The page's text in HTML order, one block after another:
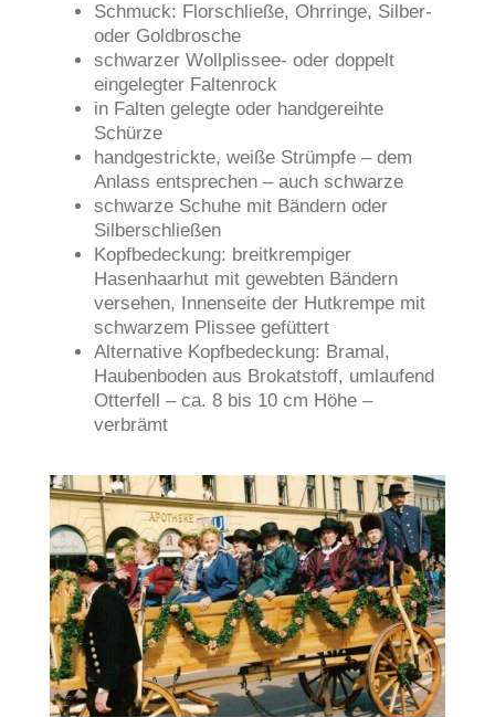
Schmuck: Florschließe, Ohrringe, Silber-
oder Goldbrosche
schwarzer Wollplissee- oder doppelt
eingelegter Faltenrock
in Falten gelegte oder handgereihte
Schürze
handgestrickte, weiße Strümpfe – dem
Anlass entsprechen – auch schwarze
schwarze Schuhe mit Bändern oder
Silberschließen
Kopfbedeckung: breitkrempiger
Hasenhaarhut mit gewebten Bändern
versehen, Innenseite der Hutkrempe mit
schwarzem Plissee gefüttert
Alternative Kopfbedeckung: Bramal,
Haubenboden aus Brokatstoff, umlaufend
Otterfell – ca. 8 bis 10 cm Höhe –
verbrämt